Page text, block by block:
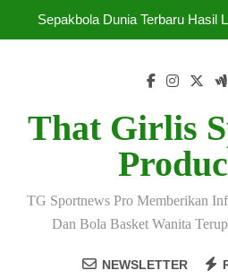
Sepakbola Dunia Terbaru Hasil
Klub Elite Eropa Siapkan
Sepakbola Dunia Terbaru Hasil
Sepakbola Terbaru 2026
Pelatih Top Dunia Bahas
That Girlis
TG Sportnews Pro Memberikan
Dan Bola Basket Wanita
NEWSLETTER